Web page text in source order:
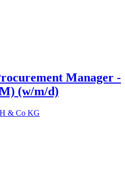
Manager -
(w/m/d)
& Co KG